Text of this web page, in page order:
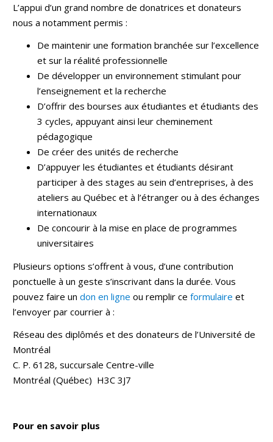
L’appui d’un grand nombre de donatrices et donateurs
nous a notamment permis :
De maintenir une formation branchée sur l’excellence
et sur la réalité professionnelle
De développer un environnement stimulant pour
l’enseignement et la recherche
D’offrir des bourses aux étudiantes et étudiants des
3 cycles, appuyant ainsi leur cheminement
pédagogique
De créer des unités de recherche
D’appuyer les étudiantes et étudiants désirant
participer à des stages au sein d’entreprises, à des
ateliers au Québec et à l’étranger ou à des échanges
internationaux
De concourir à la mise en place de programmes
universitaires
Plusieurs options s’offrent à vous, d’une contribution
ponctuelle à un geste s’inscrivant dans la durée. Vous
pouvez faire un don en ligne ou remplir ce formulaire et
l’envoyer par courrier à :
Réseau des diplômés et des donateurs de l’Université de
Montréal
C. P. 6128, succursale Centre-ville
Montréal (Québec) H3C 3J7
Pour en savoir plus